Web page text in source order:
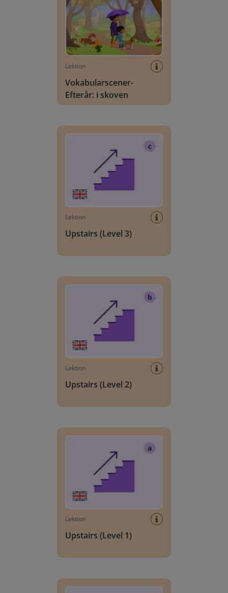
Lektion
Vokabularscener-
Efterår: i skoven
Lektion
Upstairs (Level 3)
Lektion
Upstairs (Level 2)
Lektion
Upstairs (Level 1)